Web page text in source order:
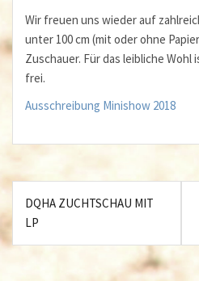
Wir freuen uns wieder auf
unter 100 cm (mit oder ohne
Zuschauer. Für das leibliche
frei.
Ausschreibung Minishow 2018
Beitragsnavigation
DQHA ZUCHTSCHAU MIT
LP